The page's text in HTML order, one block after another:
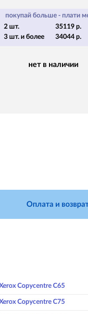
покупай больше - плати
2 шт.
35119 р.
3 шт. и более
34044 р.
нет в наличии
Оплата и
Copycentre C65
Copycentre C75